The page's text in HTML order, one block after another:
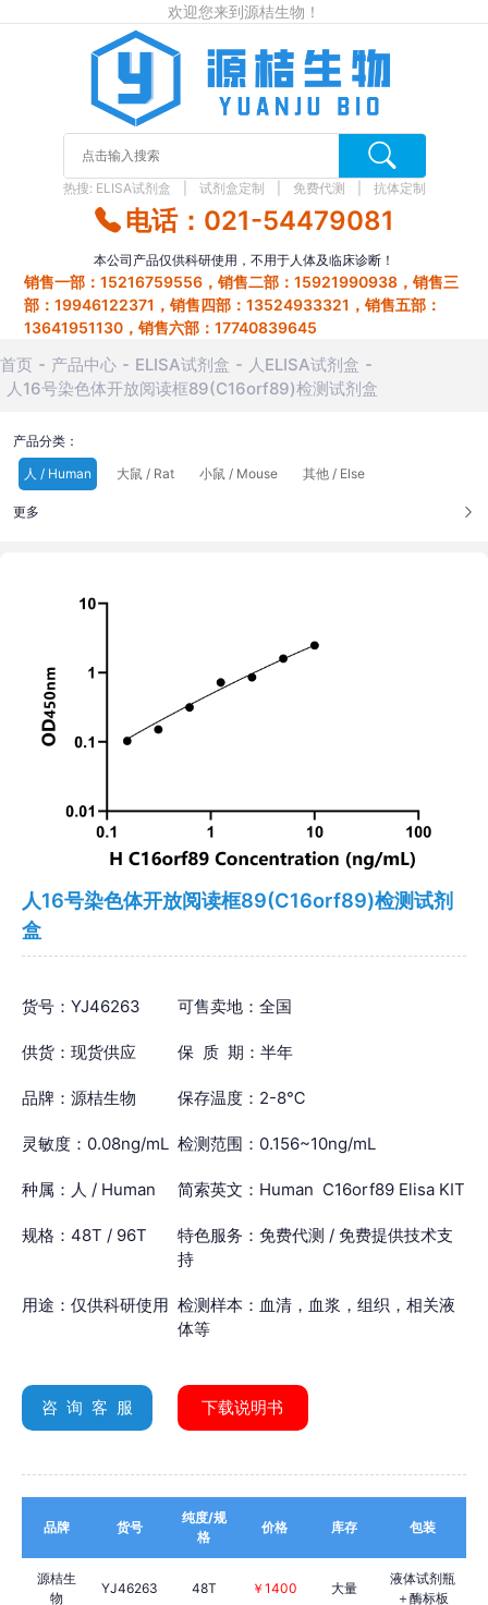
欢迎您来到源桔生物！
热搜: ELISA试剂盒 试剂盒定制 免费代测 抗体定制
电话：021-54479081
本公司产品仅供科研使用，不用于人体及临床诊断！
销售一部：15216759556，销售二部：15921990938，销售三
部：19946122371，销售四部：13524933321，销售五部：
13641951130，销售六部：17740839645
首页 产品中心 ELISA试剂盒
人ELISA试剂盒
人16号染色体开放阅读框89(C16orf89)检测试剂盒
产品分类：
人 / Human
大鼠 / Rat 小鼠 / Mouse 其他 / Else
更多
人16号染色体开放阅读框89(C16orf89)检测试剂
盒
货号：YJ46263 可售卖地：全国
供货：现货供应 保 质 期：半年
品牌：源桔生物 保存温度：2-8℃
灵敏度：0.08ng/mL 检测范围：0.156~10ng/mL
种属：人 / Human 简索英文：Human C16orf89 Elisa KIT
规格：48T / 96T
特色服务：免费代测 / 免费提供技术支
持
用途：仅供科研使用 检测样本：血清，血浆，组织，相关液
体等
咨 询 客 服 下载说明书
品牌 货号
纯度/规
格
价格 库存 包装
源桔生
物
YJ46263 48T ￥1400 大量
液体试剂瓶
＋酶标板